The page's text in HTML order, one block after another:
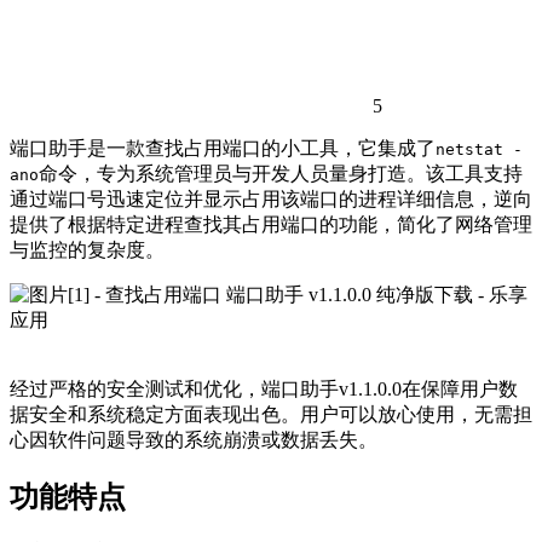
5
端口助手是一款查找占用端口的小工具，它集成了 netstat -
ano命令，专为系统管理员与开发人员量身打造。该工具支持
通过端口号迅速定位并显示占用该端口的进程详细信息，逆向
提供了根据特定进程查找其占用端口的功能，简化了网络管理
与监控的复杂度。
经过严格的安全测试和优化，端口助手v1.1.0.0在保障用户数
据安全和系统稳定方面表现出色。用户可以放心使用，无需担
心因软件问题导致的系统崩溃或数据丢失。
功能特点